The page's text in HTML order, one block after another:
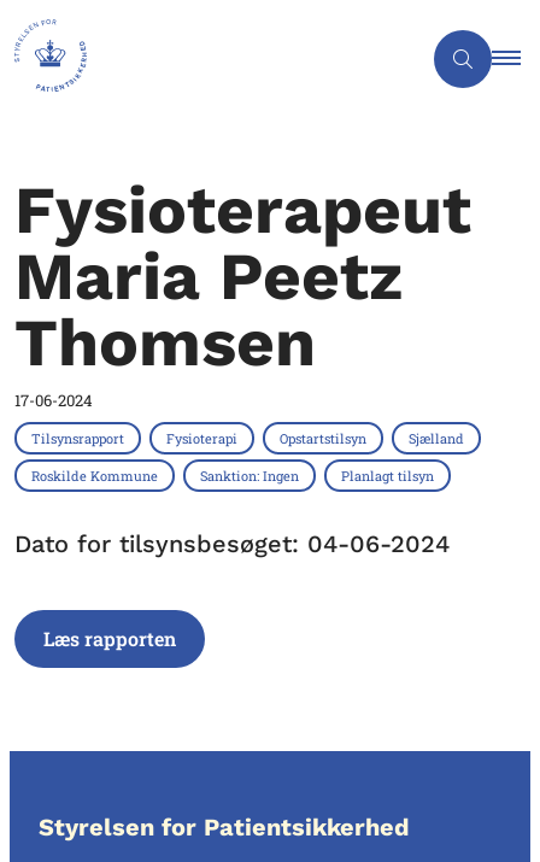
Fysioterapeut
Maria Peetz
Thomsen
17-06-2024
Tilsynsrapport Fysioterapi Opstartstilsyn Sjælland
Roskilde Kommune Sanktion: Ingen Planlagt tilsyn
Dato for tilsynsbesøget: 04-06-2024
Læs rapporten
Styrelsen for Patientsikkerhed